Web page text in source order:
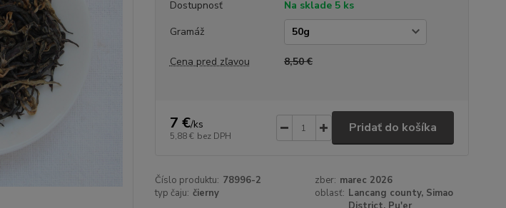
Dostupnosť
Na sklade 5 ks
Gramáž
Cena pred zľavou 8,50 €
7 €/ks
5,88 € bez DPH
Pridať do košíka
Číslo produktu: 78996-2 zber: marec 2026
typ čaju: čierny oblasť: Lancang county, Simao